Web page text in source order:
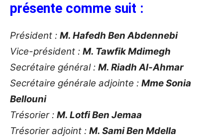
présente comme suit :
Président : M. Hafedh Ben Abdennebi
Vice-président : M. Tawfik Mdimegh
Secrétaire général : M. Riadh Al-Ahmar
Secrétaire générale adjointe : Mme Sonia
Bellouni
Trésorier : M. Lotfi Ben Jemaa
Trésorier adjoint : M. Sami Ben Mdella